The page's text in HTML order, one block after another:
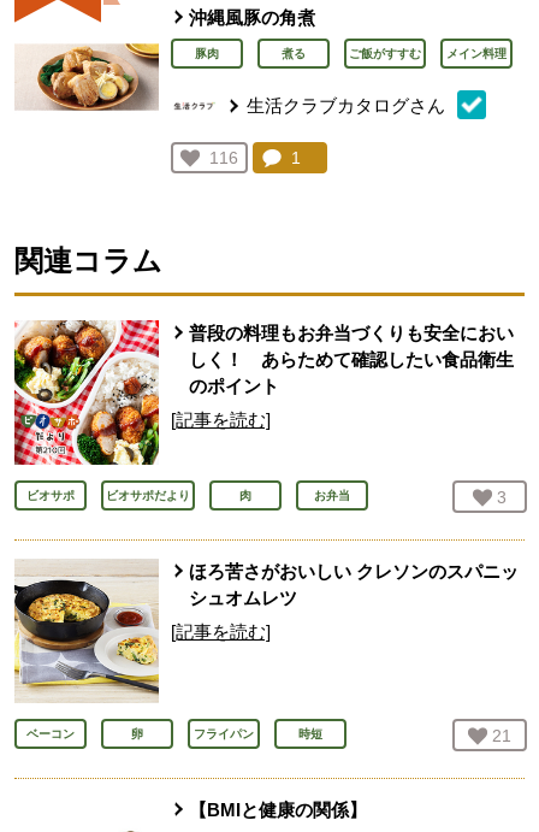
沖縄風豚の角煮
豚肉 煮る ご飯がすすむ メイン料理
生活クラブカタログさん
お気に入り登録：
116
人が登録
コメント：
1
関連コラム
普段の料理もお弁当づくりも安全におい
しく！ あらためて確認したい食品衛生
のポイント
[記事を読む]
ビオサポ ビオサポだより 肉 お弁当 お気
3
ほろ苦さがおいしい クレソンのスパニッ
シュオムレツ
[記事を読む]
ベーコン 卵 フライパン 時短 お気
21
【BMIと健康の関係】